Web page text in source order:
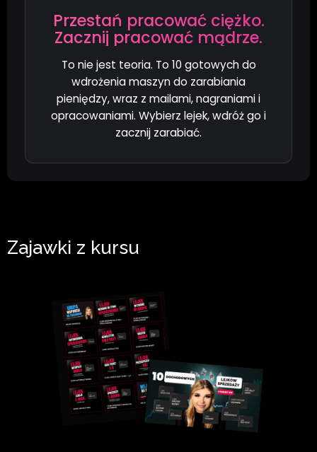
Przestań pracować ciężko.
Zacznij pracować mądrze.
To nie jest teoria. To 10 gotowych do
wdrożenia maszyn do zarabiania
pieniędzy, wraz z mailami, nagraniami i
opracowaniami. Wybierz lejek, wdróż go i
zacznij zarabiać.
Zajawki z kursu